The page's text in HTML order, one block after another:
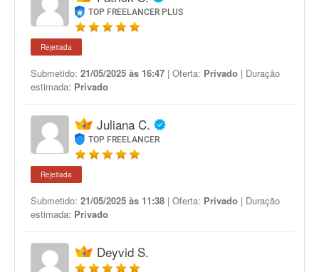
TOP FREELANCER PLUS
Rejeitada
Submetido: 21/05/2025 às 16:47 | Oferta: Privado | Duração
estimada: Privado
Juliana C.
TOP FREELANCER
Rejeitada
Submetido: 21/05/2025 às 11:38 | Oferta: Privado | Duração
estimada: Privado
Deyvid S.